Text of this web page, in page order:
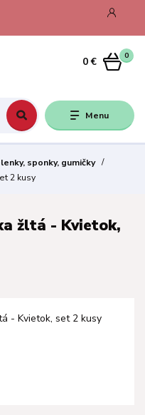
Menu
0
0 €
sponky, gumičky
2 kusy
žltá - Kvietok,